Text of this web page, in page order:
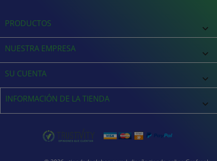
PRODUCTOS 
NUESTRA EMPRESA 
SU CUENTA 
INFORMACIÓN DE LA TIENDA keyboard_arrow_down